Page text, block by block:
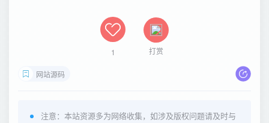
1 打赏
网站源码
注意：本站资源多为网络收集，如涉及版权问题请及时与